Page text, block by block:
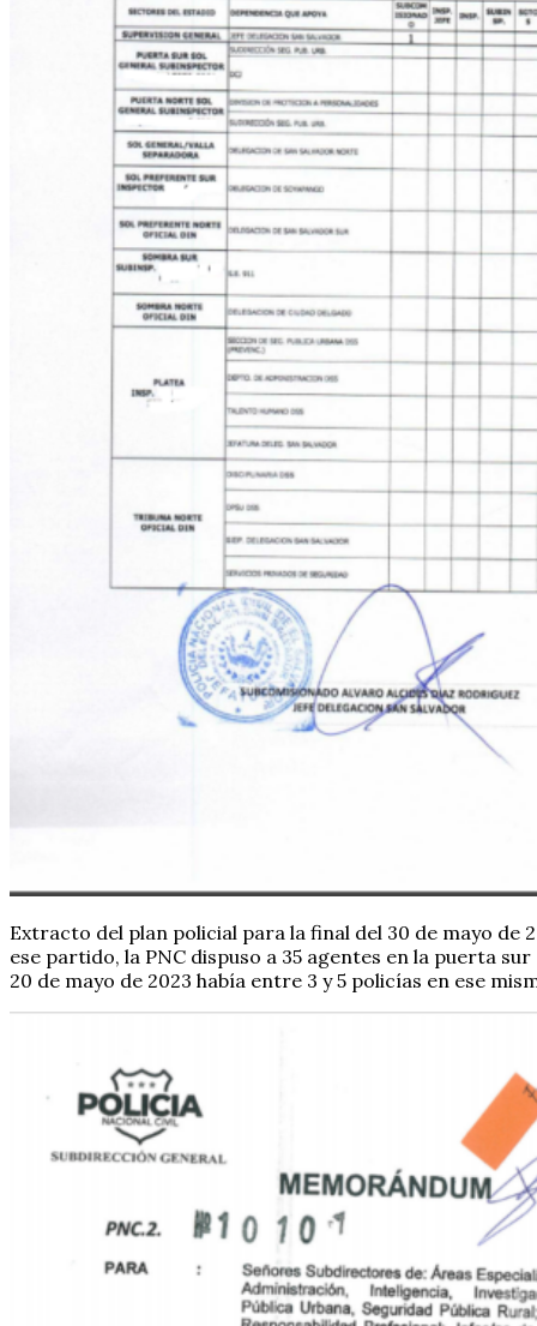
Extracto del plan policial para la final del 30 de mayo de
ese partido, la PNC dispuso a 35 agentes en la puerta
20 de mayo de 2023 había entre 3 y 5 policías en ese